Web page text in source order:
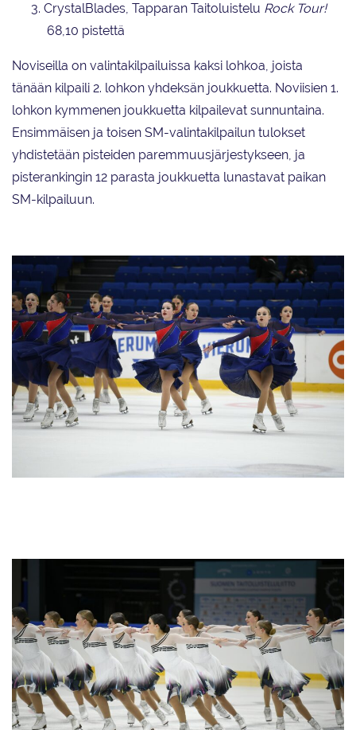
CrystalBlades, Tapparan Taitoluistelu Rock Tour!
68,10 pistettä
Noviseilla on valintakilpailuissa kaksi lohkoa, joista
tänään kilpaili 2. lohkon yhdeksän joukkuetta. Noviisien 1.
lohkon kymmenen joukkuetta kilpailevat sunnuntaina.
Ensimmäisen ja toisen SM-valintakilpailun tulokset
yhdistetään pisteiden paremmuusjärjestykseen, ja
pisterankingin 12 parasta joukkuetta lunastavat paikan
SM-kilpailuun.